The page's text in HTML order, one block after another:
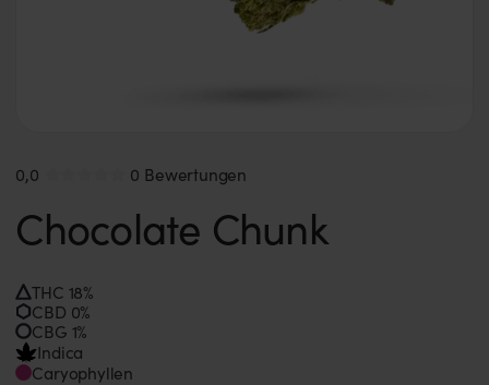
0,0 0 Bewertungen
Chocolate Chunk
THC 18%
CBD 0%
CBG 1%
Indica
Caryophyllen